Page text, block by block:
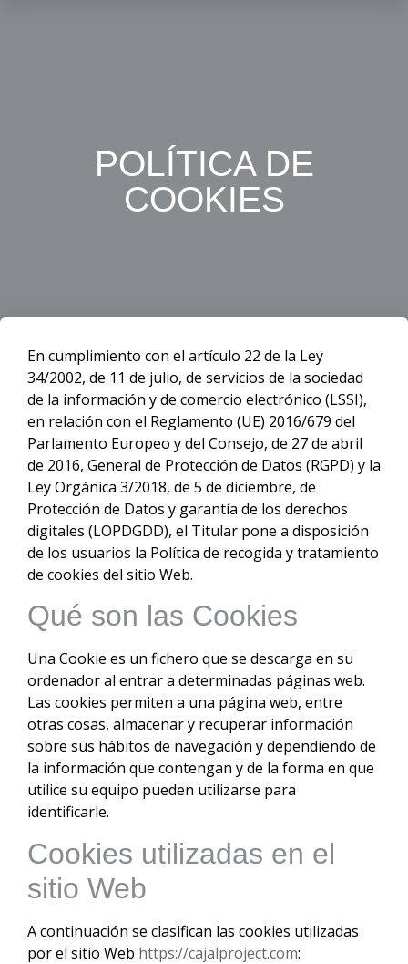
POLÍTICA DE
COOKIES
En cumplimiento con el artículo 22 de la Ley
34/2002, de 11 de julio, de servicios de la sociedad
de la información y de comercio electrónico (LSSI),
en relación con el Reglamento (UE) 2016/679 del
Parlamento Europeo y del Consejo, de 27 de abril
de 2016, General de Protección de Datos (RGPD) y la
Ley Orgánica 3/2018, de 5 de diciembre, de
Protección de Datos y garantía de los derechos
digitales (LOPDGDD), el Titular pone a disposición
de los usuarios la Política de recogida y tratamiento
de cookies del sitio Web.
Qué son las Cookies
Una Cookie es un fichero que se descarga en su
ordenador al entrar a determinadas páginas web.
Las cookies permiten a una página web, entre
otras cosas, almacenar y recuperar información
sobre sus hábitos de navegación y dependiendo de
la información que contengan y de la forma en que
utilice su equipo pueden utilizarse para
identificarle.
Cookies utilizadas en el
sitio Web
A continuación se clasifican las cookies utilizadas
por el sitio Web https://cajalproject.com: